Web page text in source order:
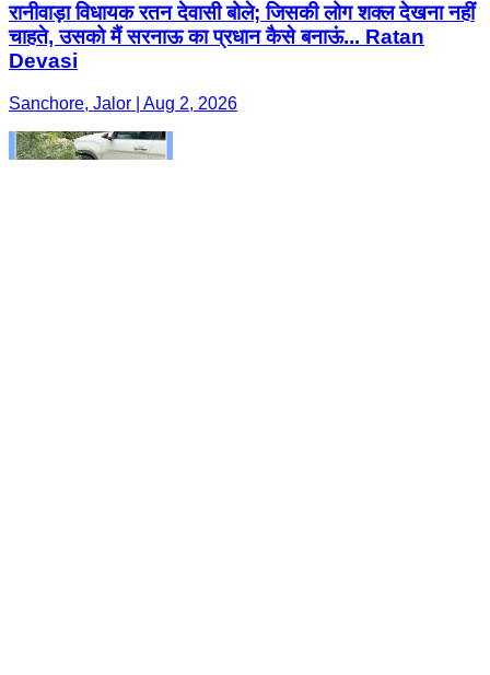
रानीवाड़ा विधायक रतन देवासी बोले; जिसकी लोग शक्ल देखना नहीं
चाहते, उसको मैं सरनाऊ का प्रधान कैसे बनाऊं... Ratan
Devasi
Sanchore, Jalor | Aug 2, 2026